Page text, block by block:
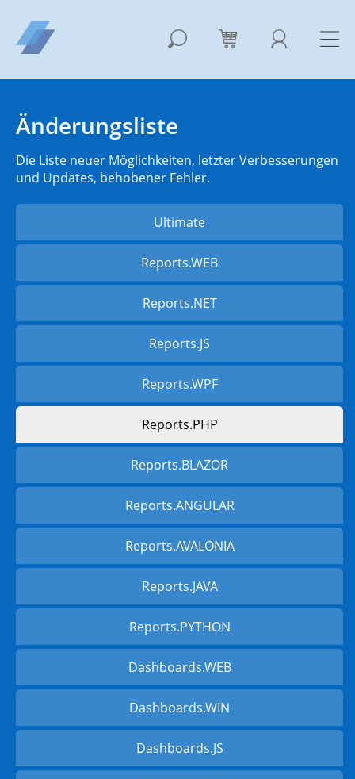
Änderungsliste
Die Liste neuer Möglichkeiten, letzter Verbesserungen
und Updates, behobener Fehler.
Ultimate
Reports.WEB
Reports.NET
Reports.JS
Reports.WPF
Reports.PHP
Reports.BLAZOR
Reports.ANGULAR
Reports.AVALONIA
Reports.JAVA
Reports.PYTHON
Dashboards.WEB
Dashboards.WIN
Dashboards.JS